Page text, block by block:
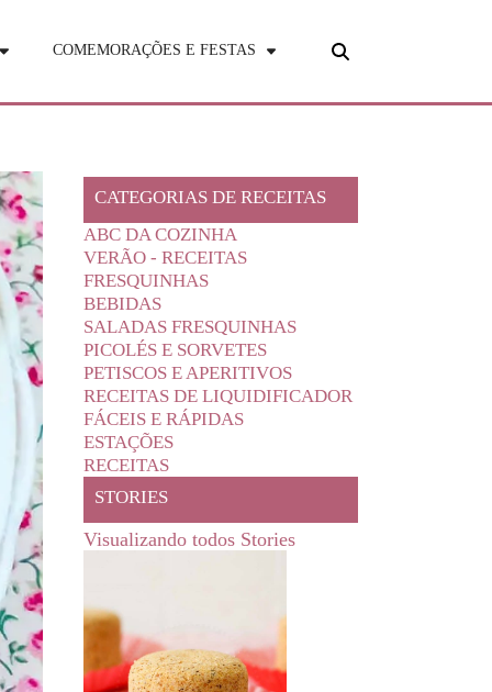
COMEMORAÇÕES E FESTAS
CATEGORIAS DE RECEITAS
ABC DA COZINHA
VERÃO - RECEITAS
FRESQUINHAS
BEBIDAS
SALADAS FRESQUINHAS
PICOLÉS E SORVETES
PETISCOS E APERITIVOS
RECEITAS DE LIQUIDIFICADOR
FÁCEIS E RÁPIDAS
ESTAÇÕES
RECEITAS
STORIES
Visualizando todos Stories